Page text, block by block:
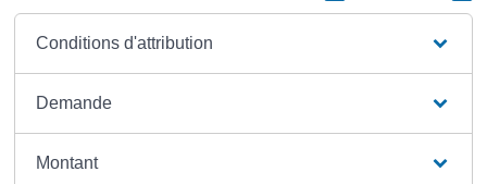
Conditions d'attribution
Demande
Montant